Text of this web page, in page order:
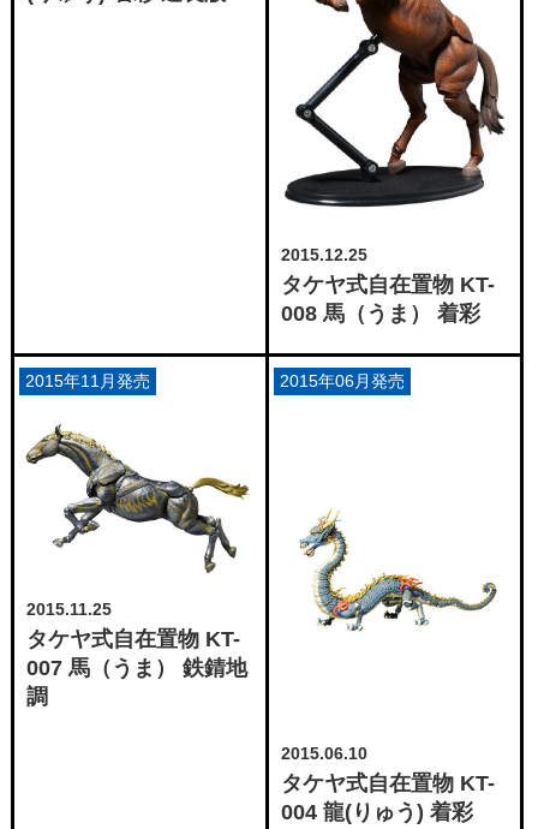
2015.12.25
タケヤ式自在置物 KT-
008 馬（うま） 着彩
2015.11.25
タケヤ式自在置物 KT-
007 馬（うま） 鉄錆地
調
2015年11月発売
2015.06.10
タケヤ式自在置物 KT-
004 龍(りゅう) 着彩
2015年06月発売